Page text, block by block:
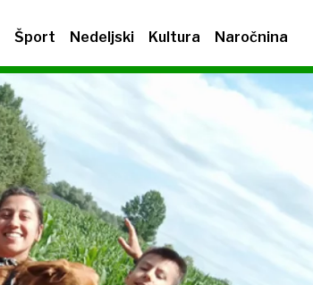
Šport Nedeljski Kultura Naročnina